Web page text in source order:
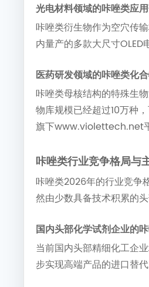
光电材料领域的咔唑类应
咔唑类衍生物作为空穴传
内量产的多款大尺寸
医药研发领域的咔唑类化
咔唑类母核结构的特殊生
物库规模已经超过10万种
旗下www.violettech.net平
咔唑类行业竞争格局与
咔唑类2026年的行业竞争
然由少数具备技术积累的头
国内头部化学试剂企业的
当前国内头部精细化工企
步实现高端产品的进口替